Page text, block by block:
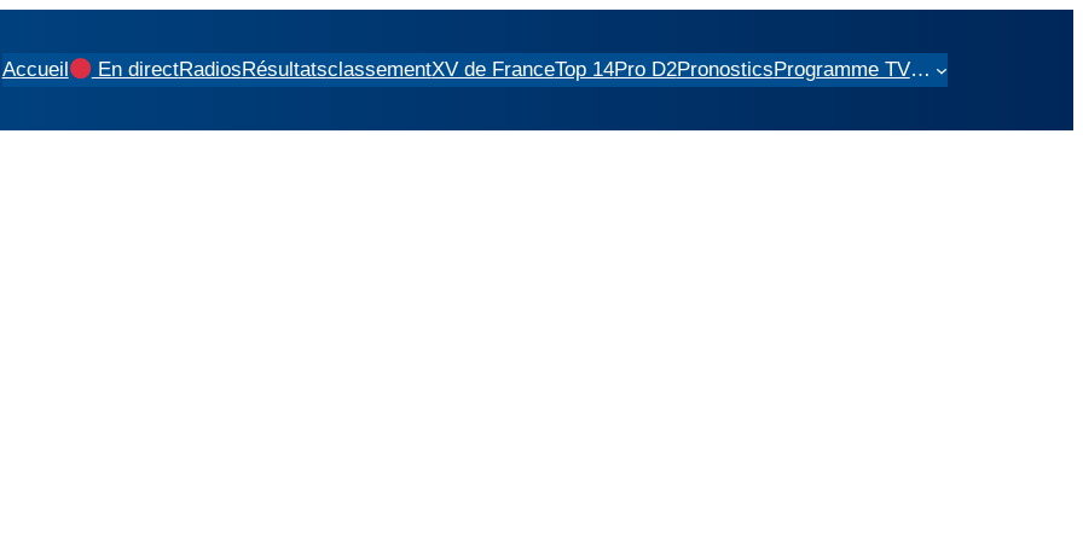
Accueil En directRadiosRésultatsclassementXV de FranceTop 14Pro D2PronosticsProgramme TV…